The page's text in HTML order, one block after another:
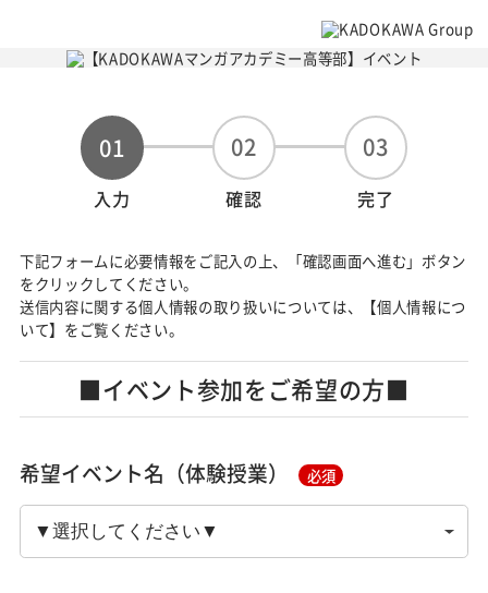
01
入力
02
確認
03
完了
下記フォームに必要情報をご記入の上、「確認画面へ進む」ボタン
をクリックしてください。
送信内容に関する個人情報の取り扱いについては、【個人情報につ
いて】をご覧ください。
■イベント参加をご希望の方■
希望イベント名（体験授業） 必須